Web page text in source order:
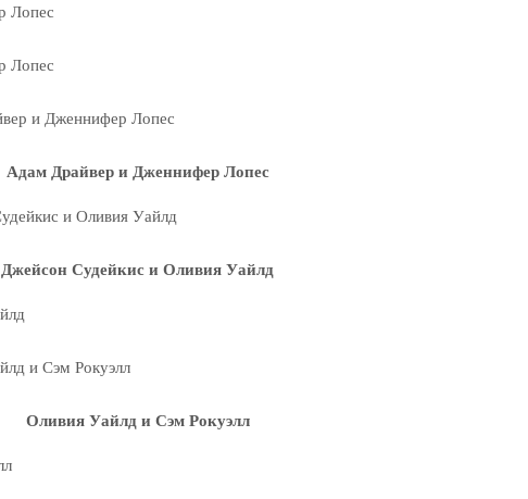
Адам Драйвер и Дженнифер Лопес
Джейсон Судейкис и Оливия Уайлд
Оливия Уайлд и Сэм Рокуэлл